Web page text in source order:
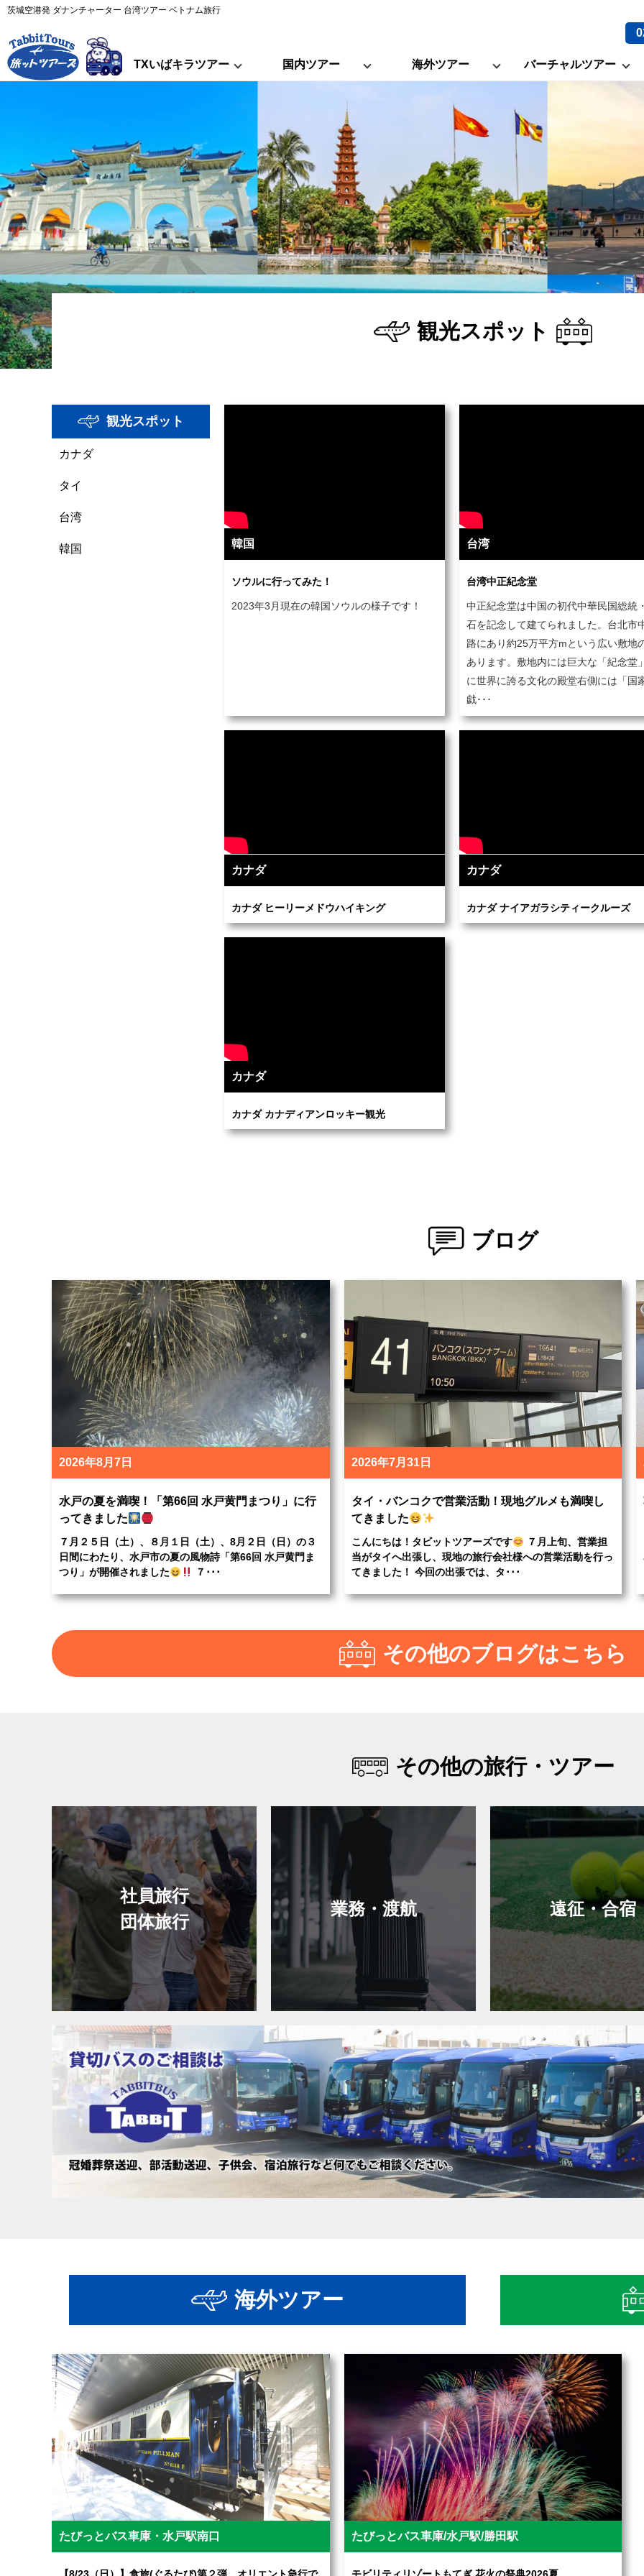
茨城空港発 ダナンチャーター 台湾ツアー ベトナム旅行
TXいばキラツアー 国内ツアー 海外ツアー バーチャルツアー
観光スポット
韓国
ソウルに行ってみた！
2023年3月現在の韓国ソウルの様子です！
台湾
台湾中正紀念堂
中正紀念堂は中国の初代中華民国総統
石を記念して建てられました。台北市
路にあり約25万平方mという広い敷地
あります。敷地内には巨大な「紀念堂
に世界に誇る文化の殿堂右側には「国
戯･･･
カナダ
カナダ ヒーリーメドウハイキング
カナダ
カナダ ナイアガラシティークルーズ
カナダ
カナダ カナディアンロッキー観光
観光スポット
カナダ
タイ
台湾
韓国
ブログ
2026年8月7日
水戸の夏を満喫！「第66回 水戸黄門まつり」に行
ってきました
７月２５日（土）、８月１日（土）、8月２日（日）の３
日間にわたり、水戸市の夏の風物詩「第66回 水戸黄門ま
つり」が開催されました
７･･･
2026年7月31日
タイ・バンコクで営業活動！現地グルメも満喫し
てきました
こんにちは！タビットツアーズです
７月上旬、営業担
当がタイへ出張し、現地の旅行会社様への営業活動を行っ
てきました！ 今回の出張では、タ･･･
その他のブログはこちら
その他の旅行・ツアー
社員旅行
団体旅行
業務・渡航 遠征・合宿
海外ツアー
たびっとバス車庫・水戸駅南口 たびっとバス車庫/水戸駅/勝田駅